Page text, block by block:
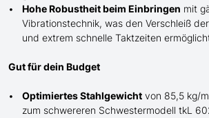
Hohe Robustheit beim Einbringen mit
Vibrationstechnik, was den Verschleiß
und extrem schnelle Taktzeiten
Gut für dein Budget
Optimiertes Stahlgewicht von 85,5 kg/
zum schwereren Schwestermodell tkL